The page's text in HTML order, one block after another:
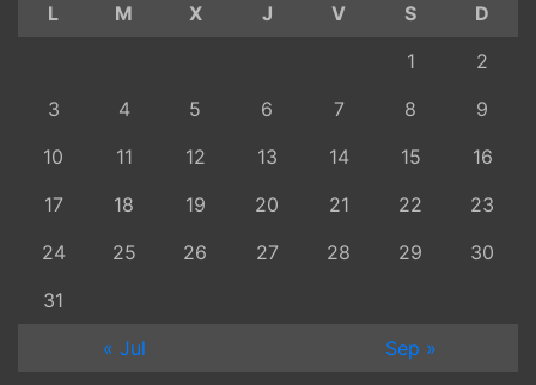
L
M X J V S
D
1
2
3
4 5 6 7 8
9
10
11 12 13 14 15
16
17
18 19 20 21 22
23
24
25 26 27 28 29
30
31
« Jul
Sep »